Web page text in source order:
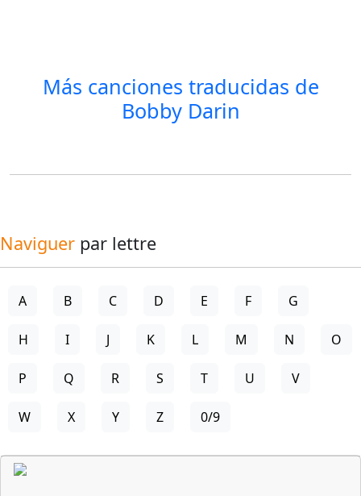
Más canciones traducidas de
Bobby Darin
Naviguer par lettre
A B C D E F G
H I J K L M N O
P Q R S T U V
W X Y Z 0/9